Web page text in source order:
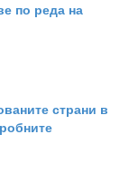
по реда на
страни в